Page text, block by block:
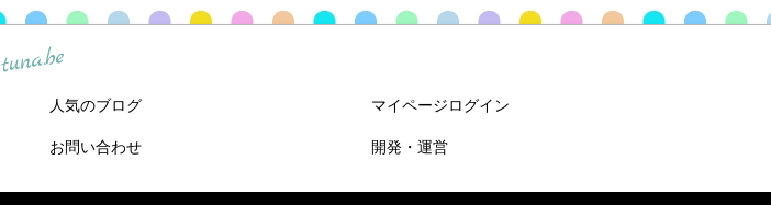
tuna.be
人気のブログ
マイページログイン
お問い合わせ 開発・運営